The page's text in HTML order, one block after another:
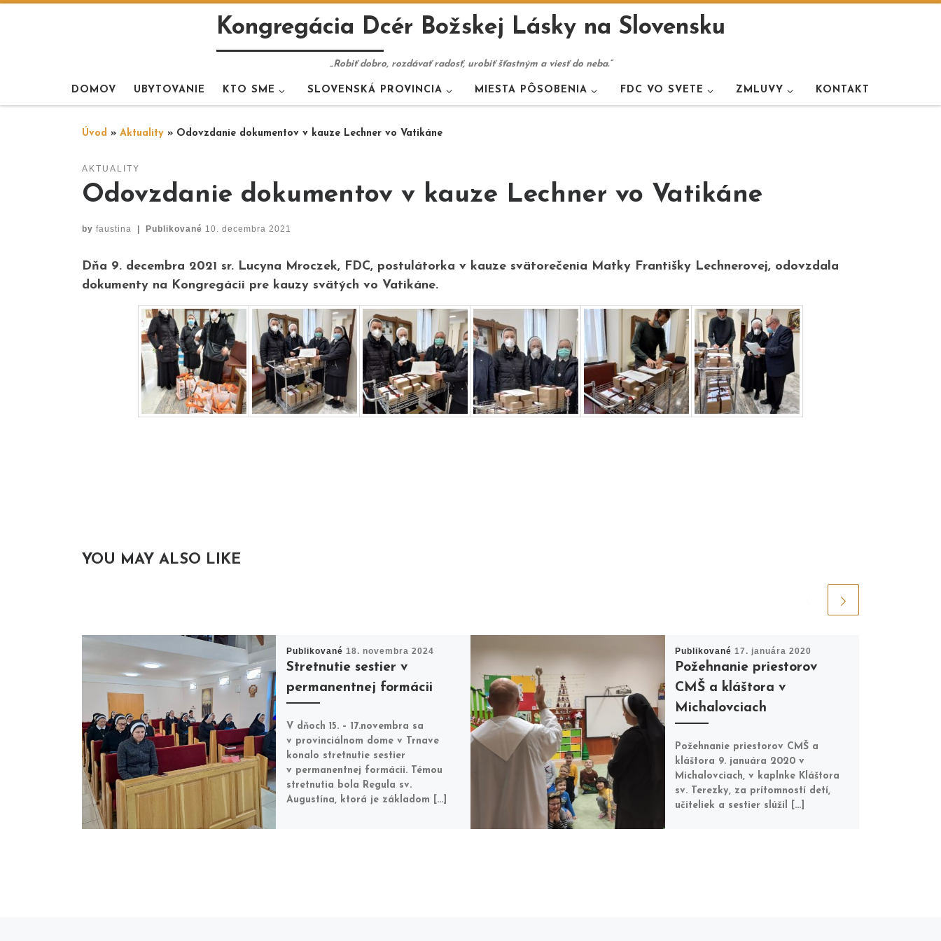
Kongregácia Dcér Božskej Lásky na Slovensku
„Robiť dobro, rozdávať radosť, urobiť šťastným a viesť do neba.“
DOMOV UBYTOVANIE KTO SME SLOVENSKÁ PROVINCIA MIESTA PÔSOBENIA FDC VO SVETE ZMLUVY KONTAKT
Úvod » Aktuality » Odovzdanie dokumentov v kauze Lechner vo Vatikáne
AKTUALITY
Odovzdanie dokumentov v kauze Lechner vo Vatikáne
by faustina | Publikované 10. decembra 2021
Dňa 9. decembra 2021 sr. Lucyna Mroczek, FDC, postulátorka v kauze svätorečenia Matky Františky Lechnerovej, odovzdala
dokumenty na Kongregácii pre kauzy svätých vo Vatikáne.
YOU MAY ALSO LIKE
Publikované 18. novembra 2024
Stretnutie sestier v
permanentnej formácii
V dňoch 15. – 17.novembra sa
v provinciálnom dome v Trnave
konalo stretnutie sestier
v permanentnej formácii. Témou
stretnutia bola Regula sv.
Augustína, ktorá je základom […]
Publikované 17. januára 2020
Požehnanie priestorov
CMŠ a kláštora v
Michalovciach
Požehnanie priestorov CMŠ a
kláštora 9. januára 2020 v
Michalovciach, v kaplnke Kláštora
sv. Terezky, za prítomností detí,
učiteliek a sestier slúžil […]